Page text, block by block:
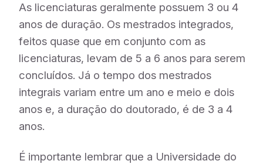
As licenciaturas geralmente possuem 3 ou 4
anos de duração. Os mestrados integrados,
feitos quase que em conjunto com as
licenciaturas, levam de 5 a 6 anos para serem
concluídos. Já o tempo dos mestrados
integrais variam entre um ano e meio e dois
anos e, a duração do doutorado, é de 3 a 4
anos.
É importante lembrar que a Universidade do